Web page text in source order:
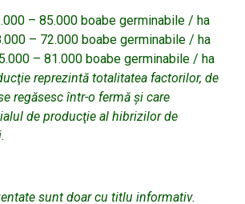
– 85.000 boabe germinabile / ha
– 72.000 boabe germinabile / ha
– 81.000 boabe germinabile / ha
reprezintă totalitatea factorilor, de
regăsesc într-o fermă și care
de producţie al hibrizilor de
sunt doar cu titlu informativ.